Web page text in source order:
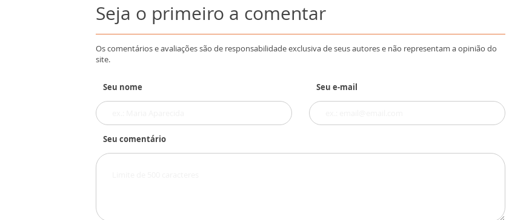
Seja o primeiro a comentar
Os comentários e avaliações são de responsabilidade exclusiva de seus autores e não representam a opinião do
site.
Seu nome Seu e-mail
Seu comentário